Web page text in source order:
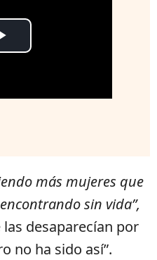
más mujeres que
sin vida”,
las desaparecían por
no ha sido así”.